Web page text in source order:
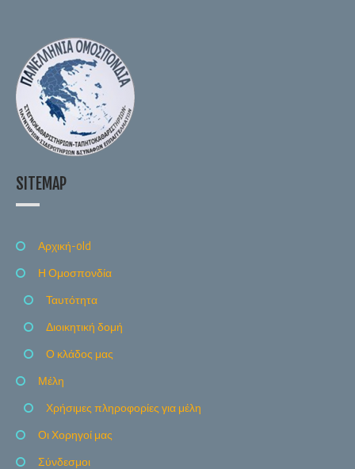
SITEMAP
Αρχική-old
Η Ομοσπονδία
Ταυτότητα
Διοικητική δομή
Ο κλάδος μας
Μέλη
Χρήσιμες πληροφορίες για μέλη
Οι Χορηγοί μας
Σύνδεσμοι